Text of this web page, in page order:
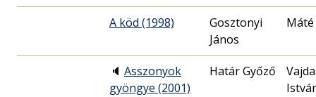
A köd (1998)
Gosztonyi
János
🔈 Asszonyok
gyöngye (2001)
Határ Győző
Vajda